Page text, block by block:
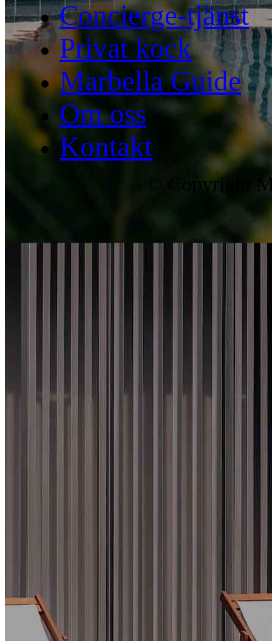
Concierge-tjänst
Privat kock
Marbella Guide
Om oss
Kontakt
© Copyright